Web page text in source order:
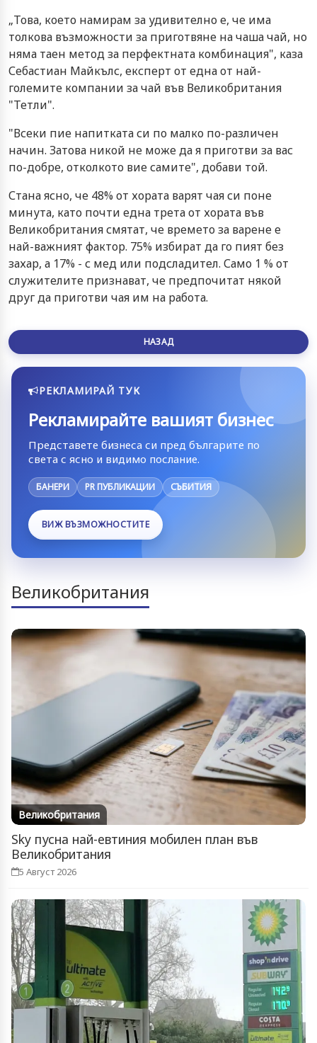
„Това, което намирам за удивително е, че има
толкова възможности за приготвяне на чаша чай, но
няма таен метод за перфектната комбинация", каза
Себастиан Майкълс, експерт от една от най-
големите компании за чай във Великобритания
"Тетли".
"Всеки пие напитката си по малко по-различен
начин. Затова никой не може да я приготви за вас
по-добре, отколкото вие самите", добави той.
Стана ясно, че 48% от хората варят чая си поне
минута, като почти една трета от хората във
Великобритания смятат, че времето за варене е
най-важният фактор. 75% избират да го пият без
захар, а 17% - с мед или подсладител. Само 1 % от
служителите признават, че предпочитат някой
друг да приготви чая им на работа.
НАЗАД
РЕКЛАМИРАЙ ТУК
Рекламирайте вашият бизнес
Представете бизнеса си пред българите по
света с ясно и видимо послание.
БАНЕРИ PR ПУБЛИКАЦИИ СЪБИТИЯ
ВИЖ ВЪЗМОЖНОСТИТЕ
Великобритания
Великобритания
Sky пусна най-евтиния мобилен план във
Великобритания
5 Август 2026